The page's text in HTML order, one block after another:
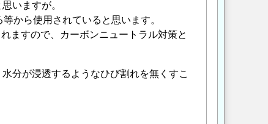
いますが。
から使用されていると思います。
ますので、カーボンニュートラル対策と
分が浸透するようなひび割れを無くすこ